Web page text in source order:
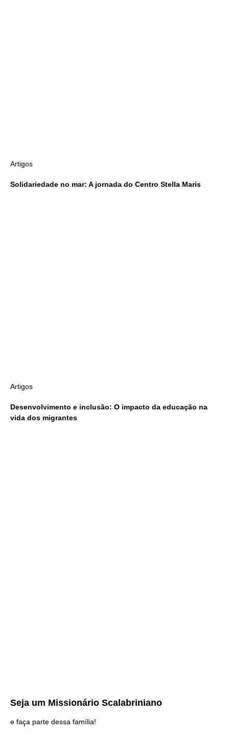
Artigos
Solidariedade no mar: A jornada do Centro Stella Maris
Artigos
Desenvolvimento e inclusão: O impacto da educação na
vida dos migrantes
Seja um Missionário Scalabriniano
e faça parte dessa família!